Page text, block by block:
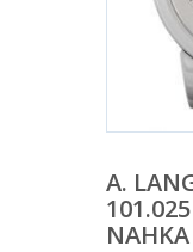
A.
NAHKA